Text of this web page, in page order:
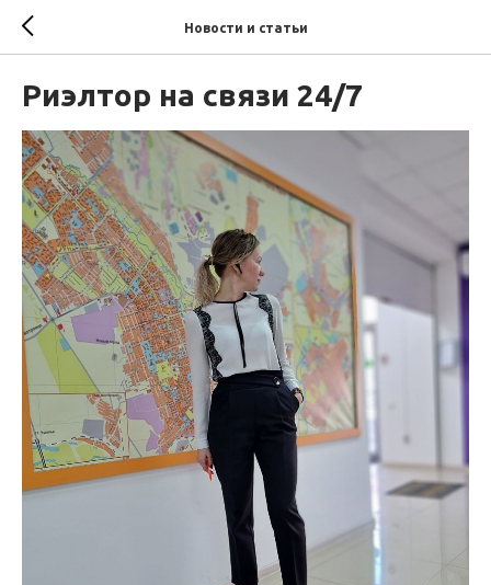
Новости и статьи
Риэлтор на связи 24/7